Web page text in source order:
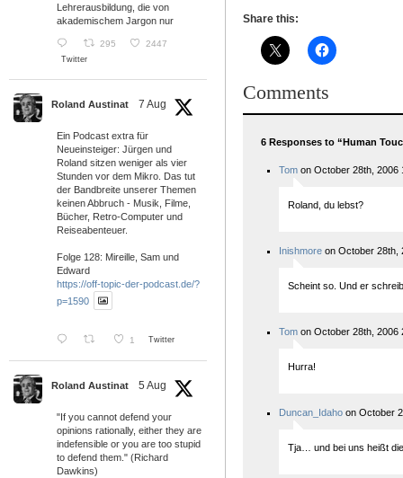
Lehrerausbildung, die von
akademischem Jargon nur
295 2447
Twitter
Roland Austinat 7 Aug
Ein Podcast extra für
Neueinsteiger: Jürgen und
Roland sitzen weniger als vier
Stunden vor dem Mikro. Das tut
der Bandbreite unserer Themen
keinen Abbruch - Musik, Filme,
Bücher, Retro-Computer und
Reiseabenteuer.
Folge 128: Mireille, Sam und
Edward
https://off-topic-der-podcast.de/?
p=1590
1 Twitter
Roland Austinat 5 Aug
"If you cannot defend your
opinions rationally, either they are
indefensible or you are too stupid
to defend them." (Richard
Dawkins)
Share this:
Comments
6 Responses to “Human
Tom on October 28th, 2006
Roland, du lebst?
Inishmore on October 28th,
Scheint so. Und er
Tom on October 28th, 2006
Hurra!
Duncan_Idaho on October
Tja… und bei uns heißt